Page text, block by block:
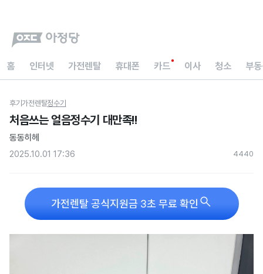
홈 인터넷 가전렌탈 휴대폰 카드 이사 청소 부
후기가전렌탈정수기
처음쓰는 얼음정수기 대만족!!
동동히헤
2025.10.01 17:36
4440
가전렌탈 공식지원금 3초 무료 확인 